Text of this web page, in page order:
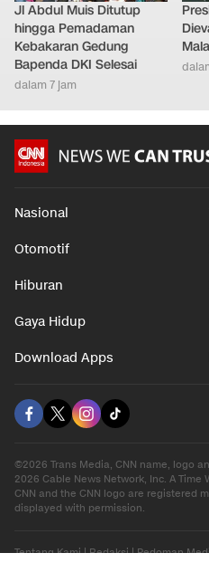
Jl Abdul Muis Ditutup
hingga Pemadaman
Kebakaran Gedung
Bapenda DKI Selesai
dalam 7 jam
Nasional
Otomotif
Hiburan
Gaya Hidup
Download Apps
©2026 Trans Media, CNN name, logo
2026 Cable News Network, Inc. A
CNN and the CNN logo are registered
displayed with permission.
Tentang Kami|Redaksi|Pedoman